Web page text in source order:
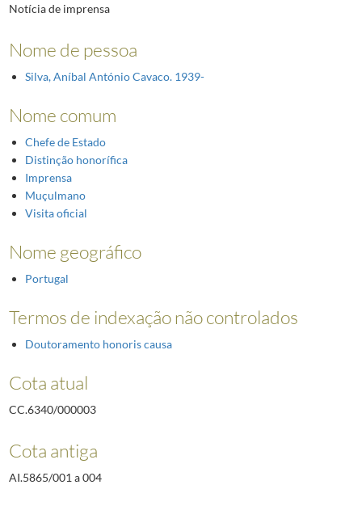
Notícia de imprensa
Nome de pessoa
Silva, Aníbal António Cavaco. 1939-
Nome comum
Chefe de Estado
Distinção honorífica
Imprensa
Muçulmano
Visita oficial
Nome geográfico
Portugal
Termos de indexação não controlados
Doutoramento honoris causa
Cota atual
CC.6340/000003
Cota antiga
AI.5865/001 a 004